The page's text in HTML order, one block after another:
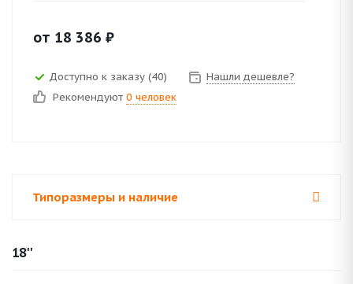
от 18 386 ₽
Доступно к заказу (40)
Нашли дешевле?
Рекомендуют 0 человек
Типоразмеры и наличие
18''